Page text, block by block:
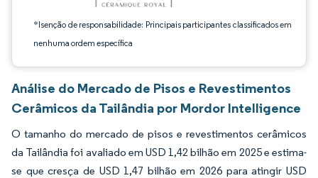
*Isenção de responsabilidade: Principais participantes classificados em
nenhuma ordem específica
Análise do Mercado de Pisos e Revestimentos
Cerâmicos da Tailândia por Mordor Intelligence
O tamanho do mercado de pisos e revestimentos cerâmicos
da Tailândia foi avaliado em USD 1,42 bilhão em 2025 e estima-
se que cresça de USD 1,47 bilhão em 2026 para atingir USD